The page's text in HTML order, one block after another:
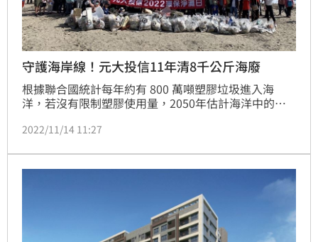
守護海岸線！元大投信11年清8千公斤海廢
根據聯合國統計每年約有 800 萬噸塑膠垃圾進入海
洋，若沒有限制塑膠使用量，2050年估計海洋中的塑
公里，根據荒野保護協會與綠色和平組織，共同發起的
超過15萬袋、約1227萬公升，重達646噸，守護海洋行
動刻不容緩。（記者：吳康瑋）
2022/11/14 11:27